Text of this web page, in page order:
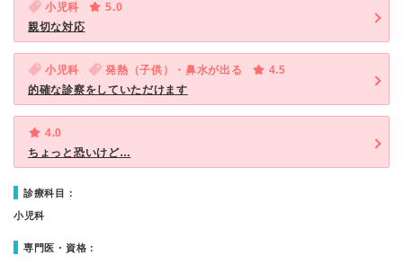
小児科
5.0
親切な対応
小児科 発熱（子供）・鼻水が出る
4.5
的確な診察をしていただけます
4.0
ちょっと恐いけど…
診療科目：
小児科
専門医・資格：